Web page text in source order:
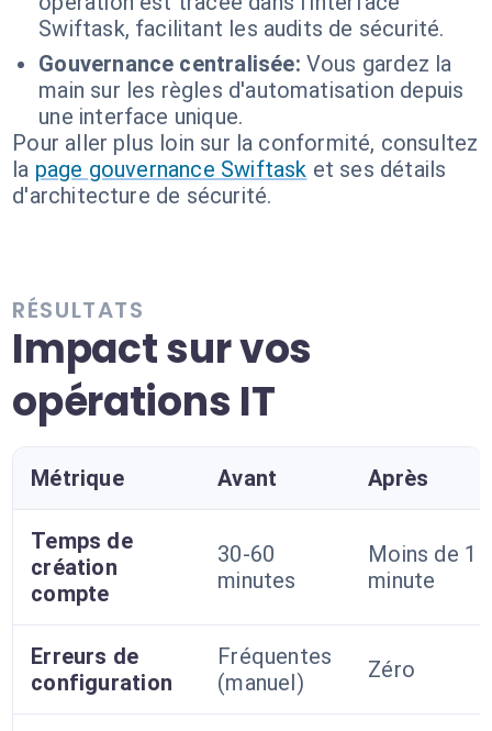
Swiftask, facilitant les audits de sécurité.
Gouvernance centralisée: Vous gardez la
main sur les règles d'automatisation depuis
une interface unique.
Pour aller plus loin sur la conformité, consultez
la page gouvernance Swiftask et ses détails
d'architecture de sécurité.
RÉSULTATS
Impact sur vos
opérations IT
Métrique Avant Après
Temps de
création
compte
30-60
minutes
Moins de 1
minute
Erreurs de
configuration
Fréquentes
(manuel)
Zéro